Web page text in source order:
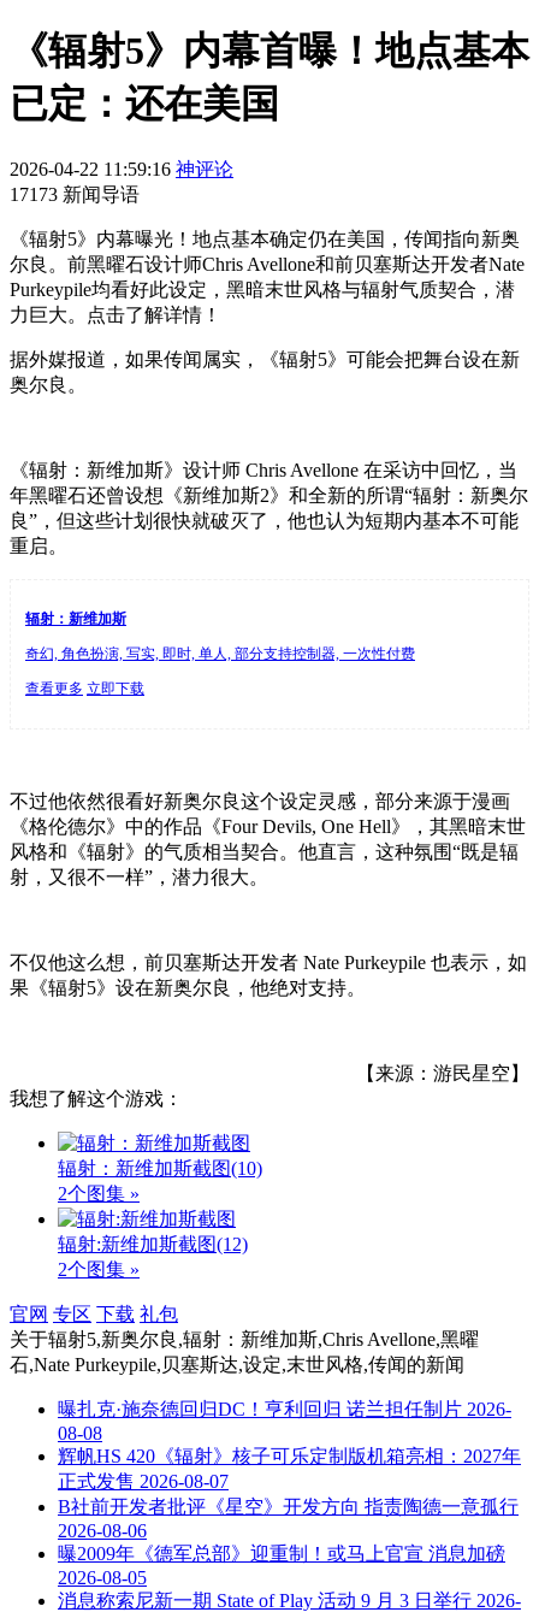
《辐射5》内幕首曝！地点基本
已定：还在美国
2026-04-22 11:59:16 神评论
17173 新闻导语
《辐射5》内幕曝光！地点基本确定仍在美国，传闻指向新奥
尔良。前黑曜石设计师Chris Avellone和前贝塞斯达开发者Nate
Purkeypile均看好此设定，黑暗末世风格与辐射气质契合，潜
力巨大。点击了解详情！
据外媒报道，如果传闻属实，《辐射5》可能会把舞台设在新
奥尔良。
《辐射：新维加斯》设计师 Chris Avellone 在采访中回忆，当
年黑曜石还曾设想《新维加斯2》和全新的所谓“辐射：新奥尔
良”，但这些计划很快就破灭了，他也认为短期内基本不可能
重启。
辐射：新维加斯
奇幻, 角色扮演, 写实, 即时, 单人, 部分支持控制器, 一次性付费
查看更多 立即下载
不过他依然很看好新奥尔良这个设定灵感，部分来源于漫画
《格伦德尔》中的作品《Four Devils, One Hell》，其黑暗末世
风格和《辐射》的气质相当契合。他直言，这种氛围“既是辐
射，又很不一样”，潜力很大。
不仅他这么想，前贝塞斯达开发者 Nate Purkeypile 也表示，如
果《辐射5》设在新奥尔良，他绝对支持。
【来源：游民星空】
我想了解这个游戏：
辐射：新维加斯截图(10)
2个图集 »
辐射:新维加斯截图(12)
2个图集 »
官网 专区 下载 礼包
关于辐射5,新奥尔良,辐射：新维加斯,Chris Avellone,黑曜
石,Nate Purkeypile,贝塞斯达,设定,末世风格,传闻的新闻
曝扎克·施奈德回归DC！亨利回归 诺兰担任制片 2026-
08-08
辉帆HS 420《辐射》核子可乐定制版机箱亮相：2027年
正式发售 2026-08-07
B社前开发者批评《星空》开发方向 指责陶德一意孤行
2026-08-06
曝2009年《德军总部》迎重制！或马上官宣 消息加磅
2026-08-05
消息称索尼新一期 State of Play 活动 9 月 3 日举行 2026-